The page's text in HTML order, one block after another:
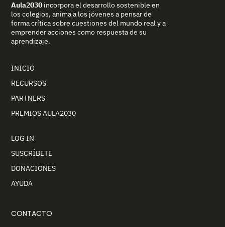
Aula2030 incorpora el desarrollo sostenible en
los colegios, anima a los jóvenes a pensar de
forma crítica sobre cuestiones del mundo real y a
emprender acciones como respuesta de su
aprendizaje.
INICIO
RECURSOS
PARTNERS
PREMIOS AULA2030
LOG IN
SUSCRÍBETE
DONACIONES
AYUDA
CONTACTO